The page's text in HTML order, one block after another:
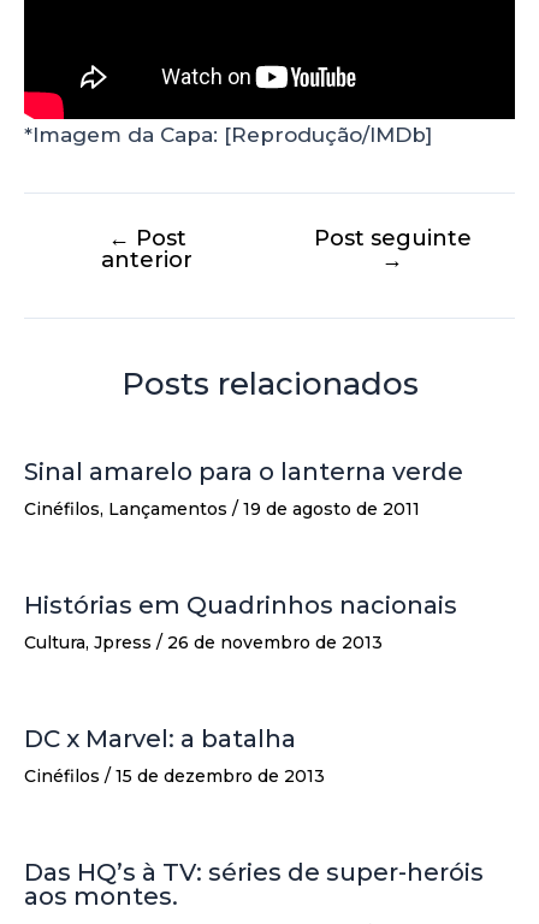
*Imagem da Capa: [Reprodução/IMDb]
← Post
anterior
Post seguinte
→
Posts relacionados
Sinal amarelo para o lanterna verde
Cinéfilos, Lançamentos / 19 de agosto de 2011
Histórias em Quadrinhos nacionais
Cultura, Jpress / 26 de novembro de 2013
DC x Marvel: a batalha
Cinéfilos / 15 de dezembro de 2013
Das HQ’s à TV: séries de super-heróis
aos montes.